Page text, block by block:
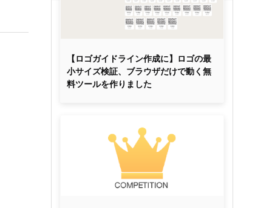
【ロゴガイドライン作成に】ロゴの最
小サイズ検証、ブラウザだけで動く無
料ツールを作りました